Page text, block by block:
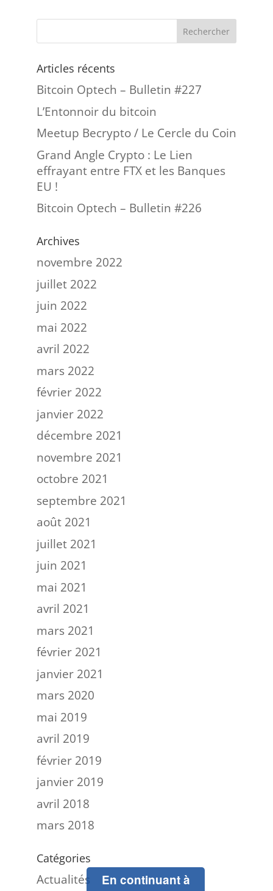
Articles récents
Bitcoin Optech – Bulletin #227
L’Entonnoir du bitcoin
Meetup Becrypto / Le Cercle du Coin
Grand Angle Crypto : Le Lien
effrayant entre FTX et les Banques
EU !
Bitcoin Optech – Bulletin #226
Archives
novembre 2022
juillet 2022
juin 2022
mai 2022
avril 2022
mars 2022
février 2022
janvier 2022
décembre 2021
novembre 2021
octobre 2021
septembre 2021
août 2021
juillet 2021
juin 2021
mai 2021
avril 2021
mars 2021
février 2021
janvier 2021
mars 2020
mai 2019
avril 2019
février 2019
janvier 2019
avril 2018
mars 2018
Catégories
Actualités
En continuant à